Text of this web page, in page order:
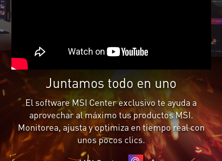
Juntamos todo en uno
El software MSI Center exclusivo te ayuda a
aprovechar al máximo tus productos MSI.
Monitorea, ajusta y optimiza en tiempo real con
unos pocos clics.